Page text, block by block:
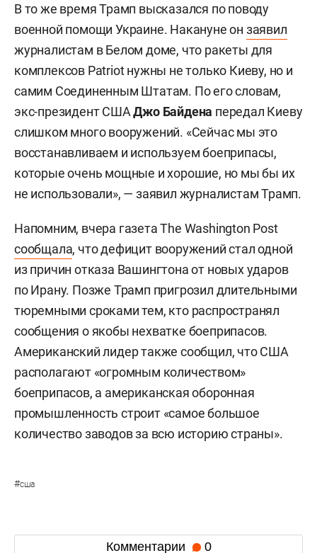
В то же время Трамп высказался по поводу
военной помощи Украине. Накануне он заявил
журналистам в Белом доме, что ракеты для
комплексов Patriot нужны не только Киеву, но и
самим Соединенным Штатам. По его словам,
экс-президент СШАДжо Байдена передал Киеву
слишком много вооружений. «Сейчас мы это
восстанавливаем и используем боеприпасы,
которые очень мощные и хорошие, но мы бы их
не использовали», — заявил журналистам Трамп.
Напомним, вчера газета The Washington Post
сообщала, что дефицит вооружений стал одной
из причин отказа Вашингтона от новых ударов
по Ирану. Позже Трамп пригрозил длительными
тюремными сроками тем, кто распространял
сообщения о якобы нехватке боеприпасов.
Американский лидер также сообщил, что США
располагают «огромным количеством»
боеприпасов, а американская оборонная
промышленность строит «самое большое
количество заводов за всю историю страны».
#сша
Комментарии 0